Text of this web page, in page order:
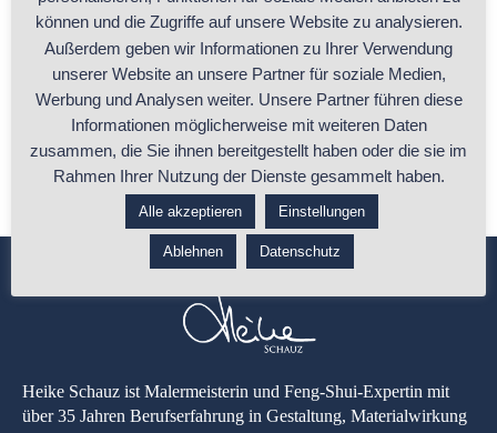
Umbruch im Leben? Warum Du jetzt einen
eigenen Raum brauchst
Manchmal verändert sich etwas, ohne dass Du es sofort benennen
kannst. Du machst weiter,...
...ganzen Beitrag lesen
Heike Schauz ist Malermeisterin und Feng-Shui-Expertin mit
über 35 Jahren Berufserfahrung in Gestaltung, Materialwirkung
können und die Zugriffe auf unsere Website zu analysieren.
Außerdem geben wir Informationen zu Ihrer Verwendung
unserer Website an unsere Partner für soziale Medien,
Werbung und Analysen weiter. Unsere Partner führen diese
Informationen möglicherweise mit weiteren Daten
zusammen, die Sie ihnen bereitgestellt haben oder die sie im
Rahmen Ihrer Nutzung der Dienste gesammelt haben.
Alle akzeptieren Einstellungen
Ablehnen Datenschutz